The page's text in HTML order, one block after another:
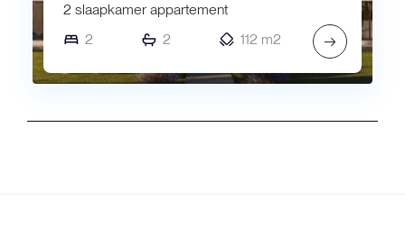
2 slaapkamer appartement
2
2 112 m2 →